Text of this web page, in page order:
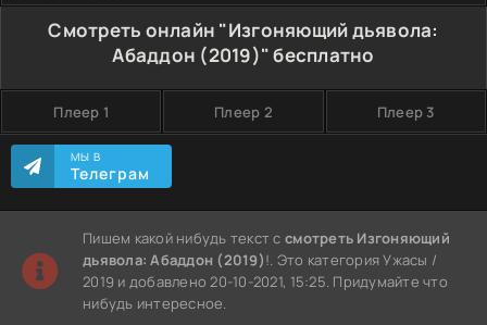
Смотреть онлайн "Изгоняющий дьявола:
Абаддон (2019)" бесплатно
Плеер 1 Плеер 2 Плеер 3
МЫ В
Телеграм
Пишем какой нибудь текст ссмотреть Изгоняющий
дьявола: Абаддон (2019)!. Это категория Ужасы /
2019 и добавлено 20-10-2021, 15:25. Придумайте что
нибудь интересное.